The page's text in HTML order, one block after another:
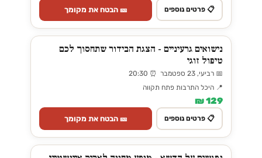
📋 פרטים נוספים 🎫 הבטח את מקומך
נישואים גרעיניים - הצגת הבידור שתחסוך לכם
טיפול זוגי
📅 רביעי, 23 ספטמבר ⏰ 20:30
📍 היכל התרבות פתח תקווה
129 ₪
📋 פרטים נוספים 🎫 הבטח את מקומך